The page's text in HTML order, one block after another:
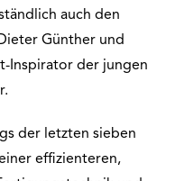
auch den
Günther und
Inspirator der jungen
der letzten sieben
effizienteren,